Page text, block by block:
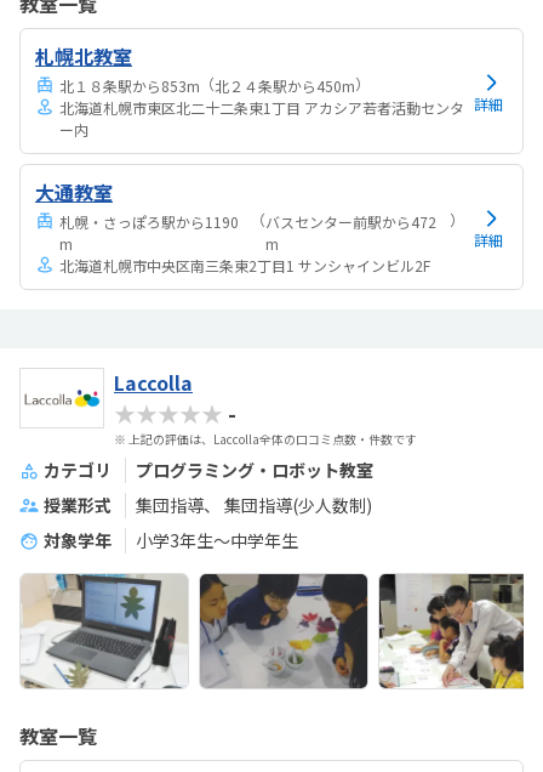
札幌北教室
北１８条駅から853m （北２４条駅から450m）
北海道札幌市東区北二十二条東1丁目 アカシア若者活動センタ
ー内
詳細
大通教室
札幌・さっぽろ駅から1190
m
（バスセンター前駅から472
m
）
北海道札幌市中央区南三条東2丁目1 サンシャインビル2F
詳細
Laccolla
★★★★★ -
※ 上記の評価は、Laccolla全体の口コミ点数・件数です
カテゴリ
プログラミング・ロボット教室
授業形式
集団指導
集団指導(少人数制)
対象学年
小学3年生〜中学年生
教室一覧